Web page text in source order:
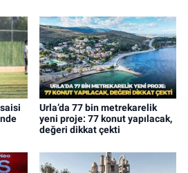
Urla’da 77 bin metrekarelik
yeni proje: 77 konut yapılacak,
değeri dikkat çekti